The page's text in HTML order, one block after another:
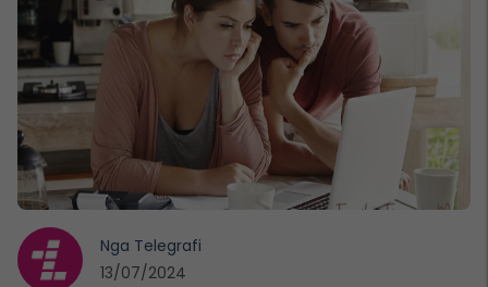
Nga Telegrafi
13/07/2024